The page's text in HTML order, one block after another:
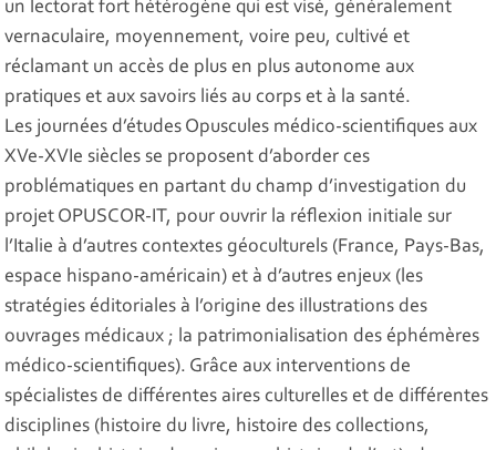
un lectorat fort hétérogène qui est visé, généralement
vernaculaire, moyennement, voire peu, cultivé et
réclamant un accès de plus en plus autonome aux
pratiques et aux savoirs liés au corps et à la santé.
Les journées d’études Opuscules médico-scientifiques aux
XVe-XVIe siècles se proposent d’aborder ces
problématiques en partant du champ d’investigation du
projet OPUSCOR-IT, pour ouvrir la réflexion initiale sur
l’Italie à d’autres contextes géoculturels (France, Pays-Bas,
espace hispano-américain) et à d’autres enjeux (les
stratégies éditoriales à l’origine des illustrations des
ouvrages médicaux ; la patrimonialisation des éphémères
médico-scientifiques). Grâce aux interventions de
spécialistes de différentes aires culturelles et de différentes
disciplines (histoire du livre, histoire des collections,